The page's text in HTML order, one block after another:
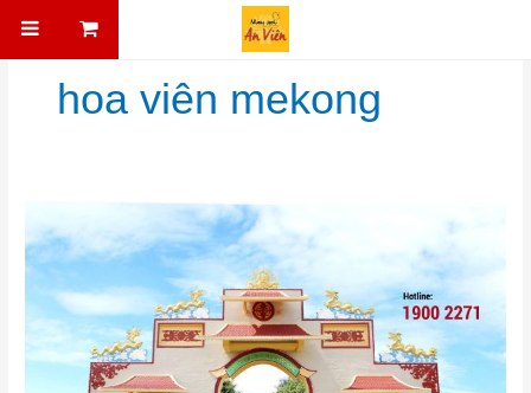
hoa viên mekong
GIỚI THIỆU VỀ HOA VIÊN MÊKONG